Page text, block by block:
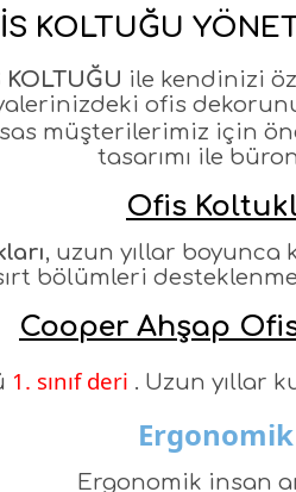
KOLTUĞU
KOLTUĞU ile kendinizi
ofis
müşterilerimiz için
tasarımı ile
Ofis
, uzun yıllar
bölümleri
Cooper Ahşap
1. sınıf deri . Uzun yıllar
Ergonomik insan